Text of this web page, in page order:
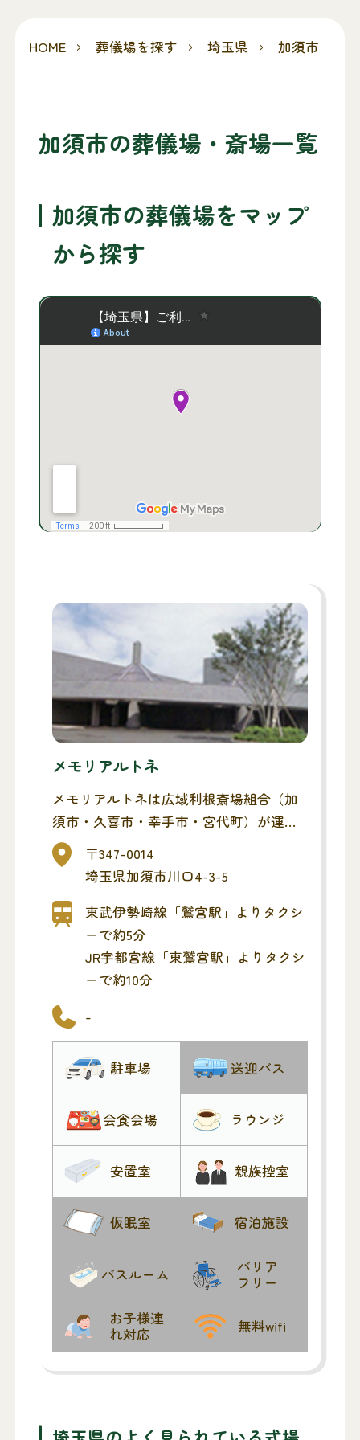
HOME 葬儀場を探す 埼玉県 加須市
加須市の葬儀場・斎場一覧
加須市の葬儀場をマップ
から探す
メモリアルトネ
メモリアルトネは広域利根斎場組合（加
須市・久喜市・幸手市・宮代町）が運営
する葬祭施設です。
葬祭ホールと火葬場が併設されていま
加須市・久喜市・幸手市・宮代町の方は
リーズナブルにご利用いただけます。
〒347-0014
埼玉県加須市川口4-3-5
東武伊勢崎線「鷲宮駅」よりタクシ
ーで約5分
JR宇都宮線「東鷲宮駅」よりタクシ
ーで約10分
-
駐車場 送迎バス
会食会場 ラウンジ
安置室 親族控室
仮眠室 宿泊施設
バスルーム
バリア
フリー
お子様連
れ対応
無料wifi